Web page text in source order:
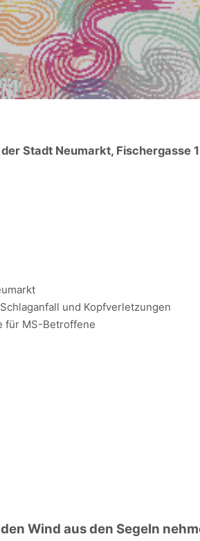
Stadt Neumarkt, Fischergasse
und Kopfverletzungen
für MS-Betroffene
Wind aus den Segeln